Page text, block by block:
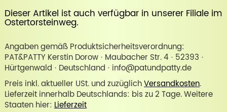
Dieser Artikel ist auch verfügbar in unserer Filiale im
Ostertorsteinweg.
Angaben gemäß Produktsicherheitsverordnung:
PAT&PATTY Kerstin Dorow · Maubacher Str. 4 · 52393 ·
Hürtgenwald · Deutschland · info@patundpatty.de
Preis inkl. aktueller USt. und zuzüglichVersandkosten.
Lieferzeit innerhalb Deutschlands: bis zu 2 Tage. Weitere
Staaten hier: Lieferzeit